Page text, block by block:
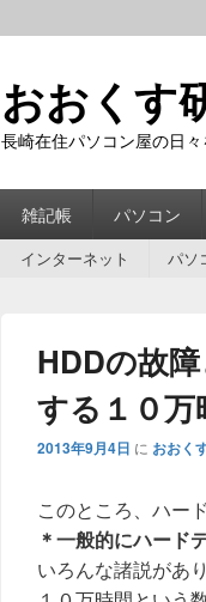
おおくす
長崎在住パソコン屋の日
雑記帳 パソコン
インターネット パソ
HDDの故
する１０万
2013年9月4日 に おおく
このところ、ハー
＊一般的にハード
いろんな諸説があ